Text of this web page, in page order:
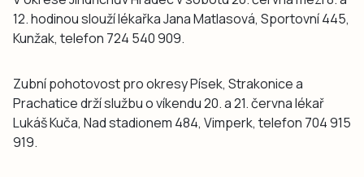
12. hodinou slouží lékařka Jana Matlasová, Sportovní 445,
Kunžak, telefon 724 540 909.
Zubní pohotovost pro okresy Písek, Strakonice a
Prachatice drží službu o víkendu 20. a 21. června lékař
Lukáš Kuča, Nad stadionem 484, Vimperk, telefon 704 915
919.